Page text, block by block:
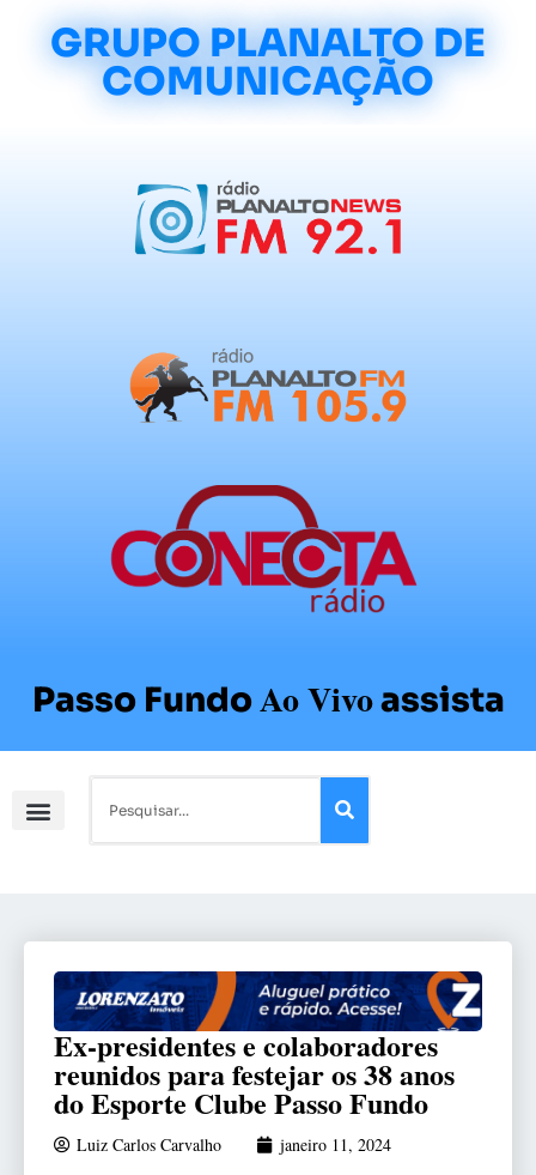
GRUPO PLANALTO DE
COMUNICAÇÃO
Passo FundoAo Vivoassista
Ex-presidentes e colaboradores
reunidos para festejar os 38 anos
do Esporte Clube Passo Fundo
Luiz Carlos Carvalho janeiro 11, 2024